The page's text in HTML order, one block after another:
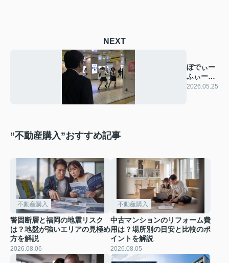
NEXT
ぼでぃー
ふぃーる
いくじっ
2026.05.25
”不動産購入”おすすめ記事
不動産購入
警固断層と福岡の地震リスク
は？地盤が強いエリアの見極め
方を解説
2026.08.06
不動産購入
中古マンションのリフォーム費
用は？場所別の目安と比較のポ
イントを解説
2026.08.05